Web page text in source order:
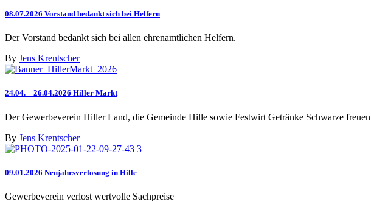
08.07.2026 Vorstand bedankt sich bei Helfern
Der Vorstand bedankt sich bei allen ehrenamtlichen Helfern.
By Jens Krentscher
24.04. – 26.04.2026 Hiller Markt
Der Gewerbeverein Hiller Land, die Gemeinde Hille sowie Festwirt Getränke Schwarze
By Jens Krentscher
09.01.2026 Neujahrsverlosung in Hille
Gewerbeverein verlost wertvolle Sachpreise